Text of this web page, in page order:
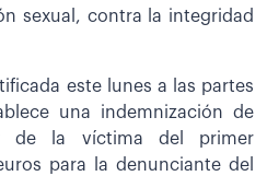
sexual, contra la integridad
este lunes a las partes
una indemnización de
de la víctima del primer
para la denunciante del